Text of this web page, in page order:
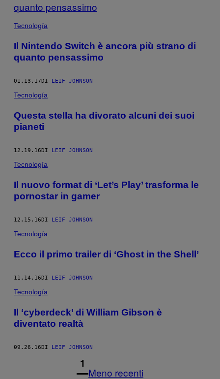
Tecnología
Il Nintendo Switch è ancora più strano di
quanto pensassimo
01.13.17DI LEIF JOHNSON
Tecnología
Questa stella ha divorato alcuni dei suoi
pianeti
12.19.16DI LEIF JOHNSON
Tecnología
Il nuovo format di ‘Let’s Play’ trasforma le
pornostar in gamer
12.15.16DI LEIF JOHNSON
Tecnología
Ecco il primo trailer di ‘Ghost in the Shell’
11.14.16DI LEIF JOHNSON
Tecnología
Il ‘cyberdeck’ di William Gibson è
diventato realtà
09.26.16DI LEIF JOHNSON
1
Meno recenti